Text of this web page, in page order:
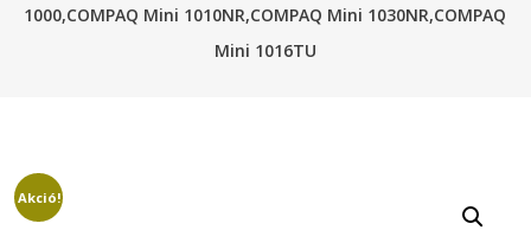
1000,COMPAQ Mini 1010NR,COMPAQ Mini 1030NR,COMPAQ
Mini 1016TU
Akció!